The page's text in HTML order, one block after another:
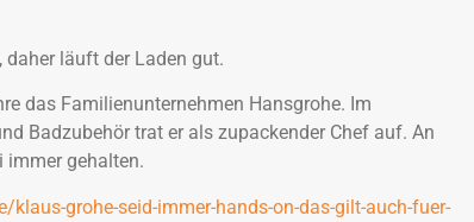
läuft der Laden gut.
das Familienunternehmen Hansgrohe. Im
Badzubehör trat er als zupackender Chef auf. An
immer gehalten.
klaus-grohe-seid-immer-hands-on-das-gilt-auch-fuer-